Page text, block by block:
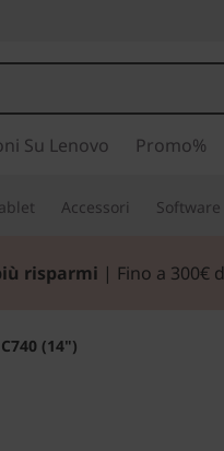
Su Lenovo Promo%
Accessori Software
risparmi | Fino a 300€
(14")